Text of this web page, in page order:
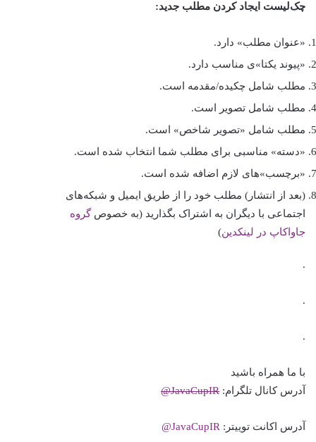
چک‌ليست ايجاد کردن مطلب جديد:
«عنوان مطلب» دارد.
«پیوند یکتا»ی مناسب دارد.
مطلب شامل چکيده/مقدمه است.
مطلب شامل تصوير است.
مطلب شامل «تصویر شاخص» است.
«دسته» مناسبی برای مطلب شما انتخاب شده است.
«برچسب»های لازم اضافه شده است.
(بعد از انتشار) مطلب خود را از طريق ايميل و شبکه‌های
اجتماعی با ديگران به اشتراک بگذاريد (به خصوصگروه
جاواکاپ در لینکدین)
.
.
.
با ما همراه باشید
آدرس کانال تلگرام: JavaCupIR@
آدرس اکانت توییتر: JavaCupIR@